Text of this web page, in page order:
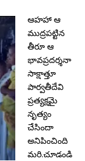
ఆహహా ఆ
ముద్రపట్టిన
తీరూ ఆ
భావప్రదర్శనా
సాక్షాత్తూ
పార్వతీదేవి
ప్రత్యక్షమై
నృత్యం
చేసిందా
అనిపించింది
మరి.చూడండి